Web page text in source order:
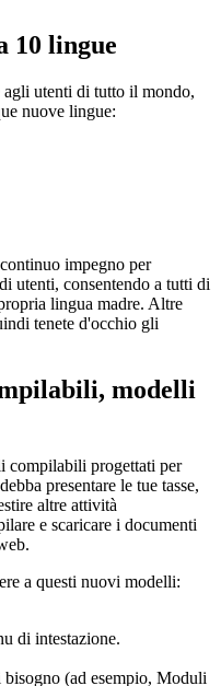
10 lingue
agli utenti di tutto il mondo,
nuove lingue:
impegno per
utenti, consentendo a tutti di
lingua madre. Altre
tenete d'occhio gli
modelli
compilabili progettati per
presentare le tue tasse,
altre attività
e scaricare i documenti
a questi nuovi modelli:
di intestazione.
(ad esempio, Moduli